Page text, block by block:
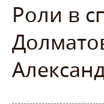
Роли в